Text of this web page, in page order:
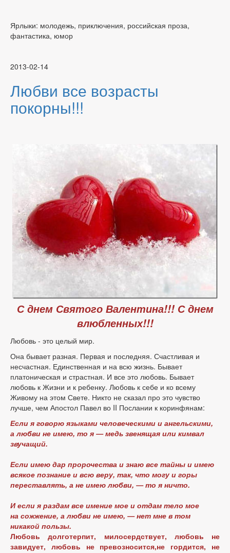
Ярлыки: молодежь, приключения, российская проза,
фантастика, юмор
2013-02-14
Любви все возрасты
покорны!!!
С днем Святого Валентина!!! С днем
влюбленных!!!
Любовь - это целый мир.
Она бывает разная. Первая и последняя. Счастливая и
несчастная. Единственная и на всю жизнь. Бывает
платоническая и страстная. И все это любовь. Бывает
любовь к Жизни и к ребенку. Любовь к себе и ко всему
Живому на этом Свете. Никто не сказал про это чувство
лучше, чем Апостол Павел во II Послании к коринфянам:
Если я говорю языками человеческими и ангельскими,
а любви не имею, то я — медь звенящая или кимвал
звучащий.
Если имею дар пророчества и знаю все тайны и имею
всякое познание и всю веру, так, что могу и горы
переставлять, а не имею любви, — то я ничто.
И если я раздам все имение мое и отдам тело мое
на сожжение, а любви не имею, — нет мне в том
никакой пользы.
Любовь долготерпит, милосердствует, любовь не
завидует, любовь не превозносится,не гордится, не